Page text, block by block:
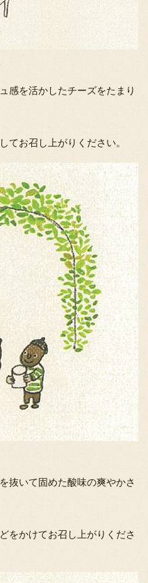
感を活かしたチーズをたまり
てお召し上がりください。
抜いて固めた酸味の爽やかさ
をかけてお召し上がりくださ